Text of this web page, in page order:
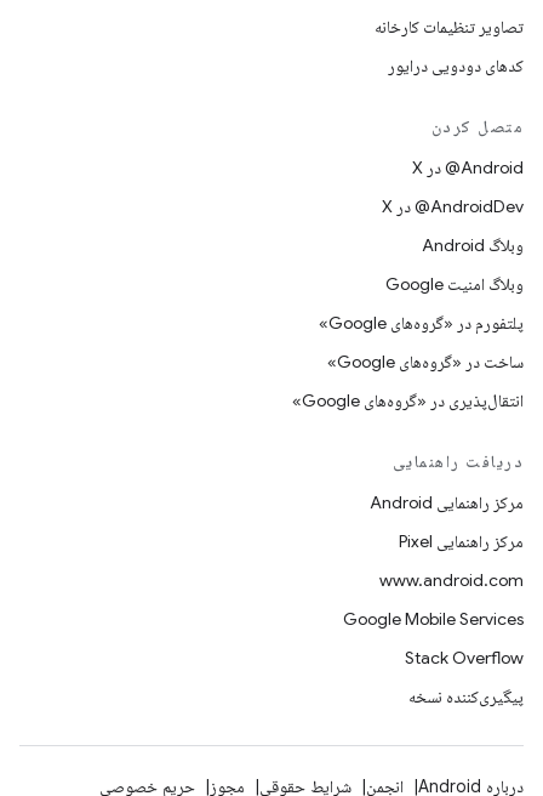
تصاویر تنظیمات کارخانه
کدهای دودویی درایور
متصل کردن
‫‎@Android در X
‫‎@AndroidDev در X
وبلاگ Android
وبلاگ امنیت Google
پلتفورم در «گروه‌های Google»
ساخت در «گروه‌های Google»
انتقال‌پذیری در «گروه‌های Google»
دریافت راهنمایی
مرکز راهنمایی Android
مرکز راهنمایی Pixel
www.android.com
Google Mobile Services
Stack Overflow
پیگیری‌کننده نسخه
درباره Android انجمن شرایط حقوقی مجوز حریم خصوصی